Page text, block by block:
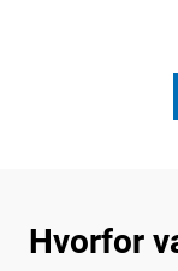
Hvorfor